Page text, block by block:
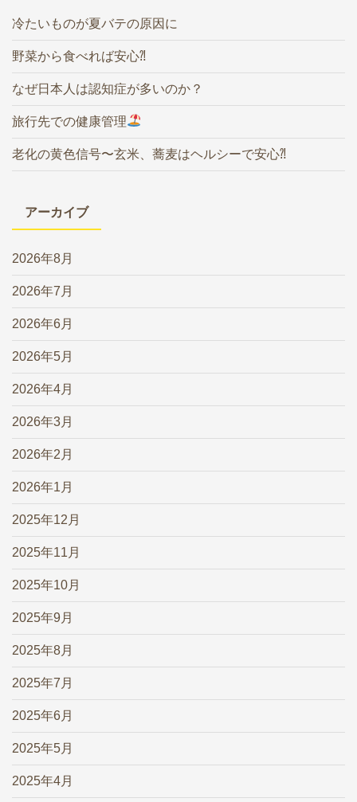
冷たいものが夏バテの原因に
野菜から食べれば安心⁈
なぜ日本人は認知症が多いのか？
旅行先での健康管理
老化の黄色信号〜玄米、蕎麦はヘルシーで安心⁈
アーカイブ
2026年8月
2026年7月
2026年6月
2026年5月
2026年4月
2026年3月
2026年2月
2026年1月
2025年12月
2025年11月
2025年10月
2025年9月
2025年8月
2025年7月
2025年6月
2025年5月
2025年4月